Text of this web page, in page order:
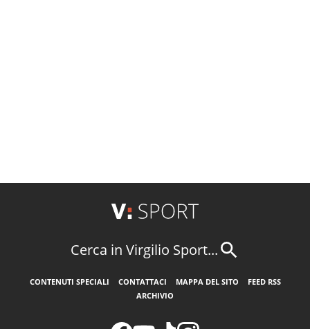
Cerca in Virgilio Sport...
CONTENUTI SPECIALI CONTATTACI MAPPA DEL SITO
FEED RSS
ARCHIVIO